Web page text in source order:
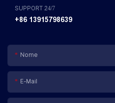
SUPPORT 24/7
+86 13915798639
Nome
E-Mail